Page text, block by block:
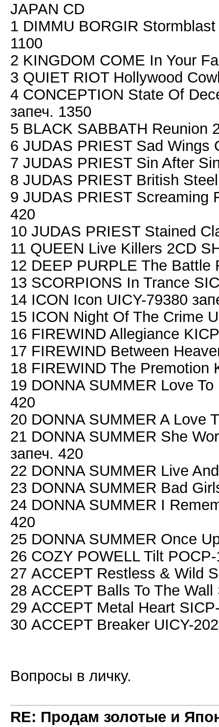
JAPAN CD
1 DIMMU BORGIR
1100
2 KINGDOM COME In Your
3 QUIET RIOT Hollywood
4 CONCEPTION State Of
запеч. 1350
5 BLACK SABBATH Reunion
6 JUDAS PRIEST Sad Wings
7 JUDAS PRIEST Sin After
8 JUDAS PRIEST British
9 JUDAS PRIEST Screaming
420
10 JUDAS PRIEST Stained
11 QUEEN Live Killers 2CD
12 DEEP PURPLE The Battle
13 SCORPIONS In Trance
14 ICON Icon UICY-79380
15 ICON Night Of The Crime
16 FIREWIND Allegiance
17 FIREWIND Between
18 FIREWIND The Premotion
19 DONNA SUMMER Love
420
20 DONNA SUMMER A Love
21 DONNA SUMMER She
запеч. 420
22 DONNA SUMMER Live
23 DONNA SUMMER Bad
24 DONNA SUMMER I
420
25 DONNA SUMMER Once
26 COZY POWELL Tilt
27 ACCEPT Restless & Wild
28 ACCEPT Balls To The
29 ACCEPT Metal Heart
30 ACCEPT Breaker UICY-
Вопросы в личку.
RE: Продам золотые и